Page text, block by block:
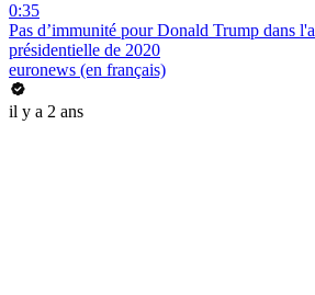
0:35
Pas d’immunité pour Donald Trump dans
présidentielle de 2020
euronews (en français)
il y a 2 ans